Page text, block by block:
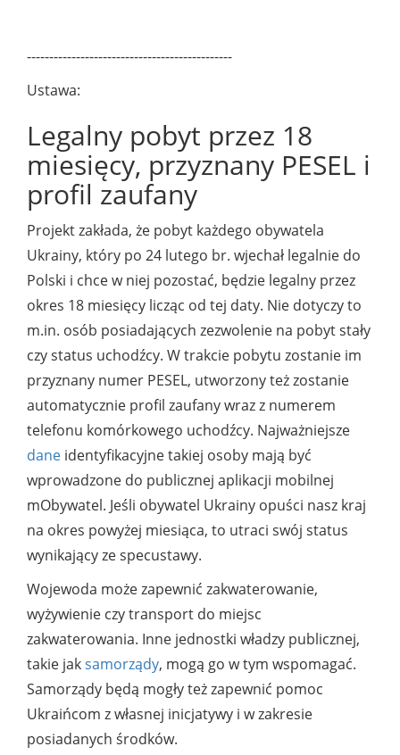
----------------------------------------------
Ustawa:
Legalny pobyt przez 18
miesięcy, przyznany PESEL i
profil zaufany
Projekt zakłada, że pobyt każdego obywatela
Ukrainy, który po 24 lutego br. wjechał legalnie do
Polski i chce w niej pozostać, będzie legalny przez
okres 18 miesięcy licząc od tej daty. Nie dotyczy to
m.in. osób posiadających zezwolenie na pobyt stały
czy status uchodźcy. W trakcie pobytu zostanie im
przyznany numer PESEL, utworzony też zostanie
automatycznie profil zaufany wraz z numerem
telefonu komórkowego uchodźcy. Najważniejsze
dane identyfikacyjne takiej osoby mają być
wprowadzone do publicznej aplikacji mobilnej
mObywatel. Jeśli obywatel Ukrainy opuści nasz kraj
na okres powyżej miesiąca, to utraci swój status
wynikający ze specustawy.
Wojewoda może zapewnić zakwaterowanie,
wyżywienie czy transport do miejsc
zakwaterowania. Inne jednostki władzy publicznej,
takie jaksamorządy, mogą go w tym wspomagać.
Samorządy będą mogły też zapewnić pomoc
Ukraińcom z własnej inicjatywy i w zakresie
posiadanych środków.